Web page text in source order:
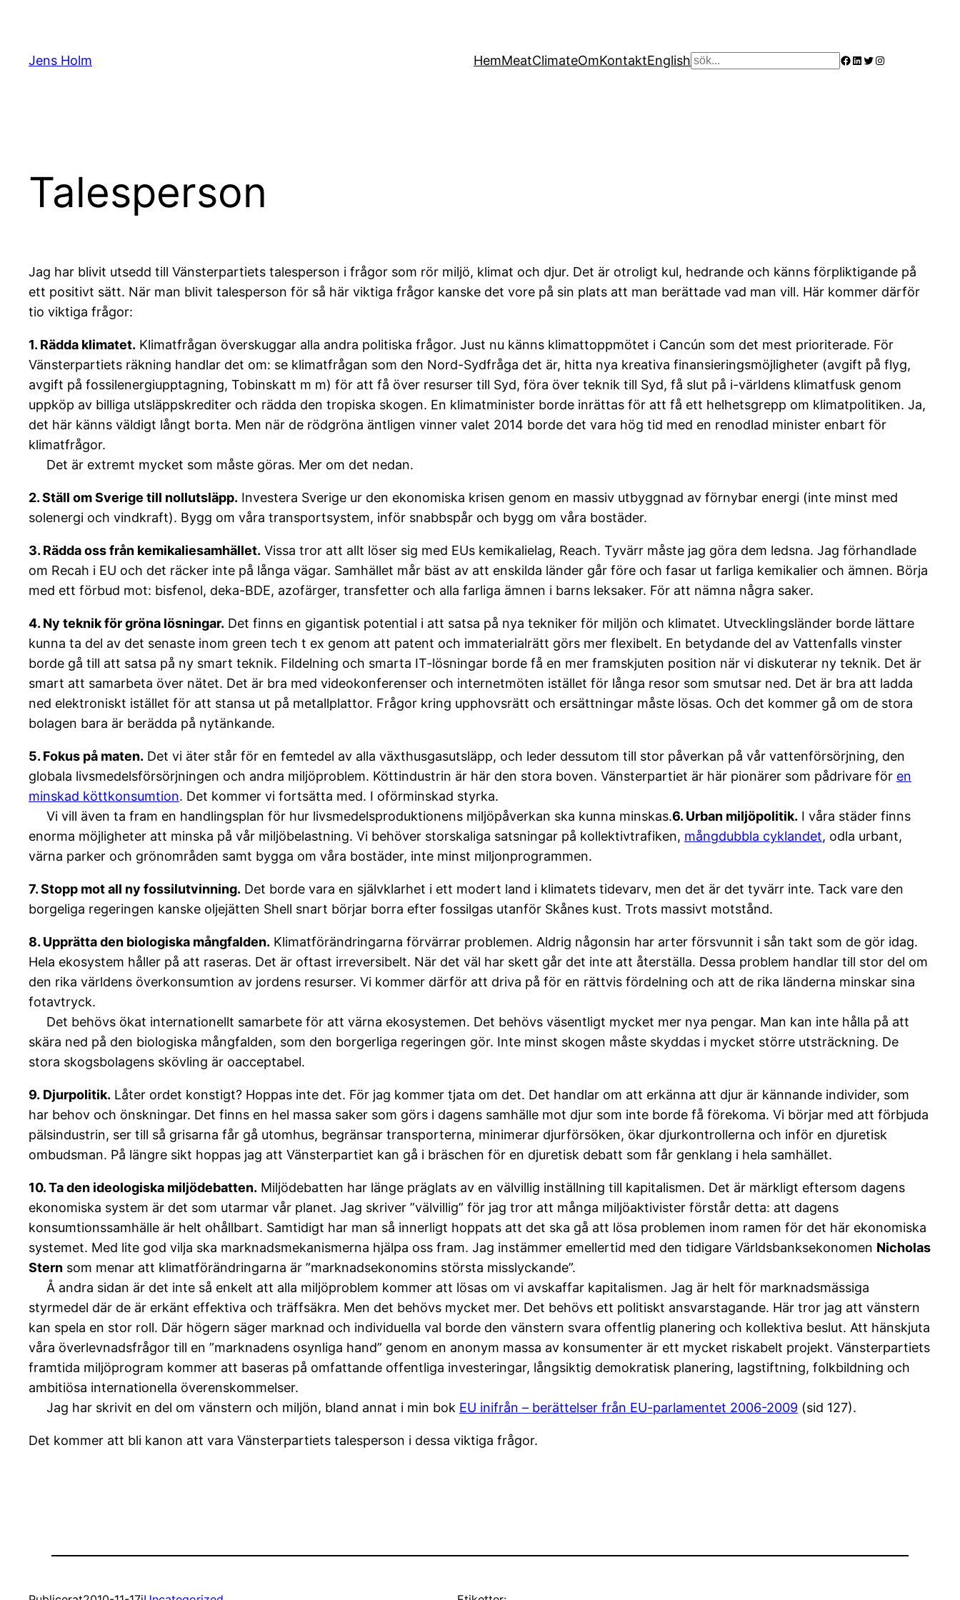
innehåll
Jens Holm HemMeatClimateOmKontaktEnglish Sök Facebook
LinkedIn
Twitter
Instagram
Talesperson
Jag har blivit utsedd till Vänsterpartiets talesperson i frågor som rör miljö, klimat och djur. Det är otroligt kul, hedrande och känns förpliktigande på
ett positivt sätt. När man blivit talesperson för så här viktiga frågor kanske det vore på sin plats att man berättade vad man vill. Här kommer därför
tio viktiga frågor:
1. Rädda klimatet. Klimatfrågan överskuggar alla andra politiska frågor. Just nu känns klimattoppmötet i Cancún som det mest prioriterade. För
Vänsterpartiets räkning handlar det om: se klimatfrågan som den Nord-Sydfråga det är, hitta nya kreativa finansieringsmöjligheter (avgift på flyg,
avgift på fossilenergiupptagning, Tobinskatt m m) för att få över resurser till Syd, föra över teknik till Syd, få slut på i-världens klimatfusk genom
uppköp av billiga utsläppskrediter och rädda den tropiska skogen. En klimatminister borde inrättas för att få ett helhetsgrepp om klimatpolitiken. Ja,
det här känns väldigt långt borta. Men när de rödgröna äntligen vinner valet 2014 borde det vara hög tid med en renodlad minister enbart för
klimatfrågor.
Det är extremt mycket som måste göras. Mer om det nedan.
2. Ställ om Sverige till nollutsläpp. Investera Sverige ur den ekonomiska krisen genom en massiv utbyggnad av förnybar energi (inte minst med
solenergi och vindkraft). Bygg om våra transportsystem, inför snabbspår och bygg om våra bostäder.
3. Rädda oss från kemikaliesamhället. Vissa tror att allt löser sig med EUs kemikalielag, Reach. Tyvärr måste jag göra dem ledsna. Jag förhandlade
om Recah i EU och det räcker inte på långa vägar. Samhället mår bäst av att enskilda länder går före och fasar ut farliga kemikalier och ämnen. Börja
med ett förbud mot: bisfenol, deka-BDE, azofärger, transfetter och alla farliga ämnen i barns leksaker. För att nämna några saker.
4. Ny teknik för gröna lösningar. Det finns en gigantisk potential i att satsa på nya tekniker för miljön och klimatet. Utvecklingsländer borde lättare
kunna ta del av det senaste inom green tech t ex genom att patent och immaterialrätt görs mer flexibelt. En betydande del av Vattenfalls vinster
borde gå till att satsa på ny smart teknik. Fildelning och smarta IT-lösningar borde få en mer framskjuten position när vi diskuterar ny teknik. Det är
smart att samarbeta över nätet. Det är bra med videokonferenser och internetmöten istället för långa resor som smutsar ned. Det är bra att ladda
ned elektroniskt istället för att stansa ut på metallplattor. Frågor kring upphovsrätt och ersättningar måste lösas. Och det kommer gå om de stora
bolagen bara är berädda på nytänkande.
5. Fokus på maten. Det vi äter står för en femtedel av alla växthusgasutsläpp, och leder dessutom till stor påverkan på vår vattenförsörjning, den
globala livsmedelsförsörjningen och andra miljöproblem. Köttindustrin är här den stora boven. Vänsterpartiet är här pionärer som pådrivare för en
minskad köttkonsumtion. Det kommer vi fortsätta med. I oförminskad styrka.
Vi vill även ta fram en handlingsplan för hur livsmedelsproduktionens miljöpåverkan ska kunna minskas.6. Urban miljöpolitik. I våra städer finns
enorma möjligheter att minska på vår miljöbelastning. Vi behöver storskaliga satsningar på kollektivtrafiken, mångdubbla cyklandet, odla urbant,
värna parker och grönområden samt bygga om våra bostäder, inte minst miljonprogrammen.
7. Stopp mot all ny fossilutvinning. Det borde vara en självklarhet i ett modert land i klimatets tidevarv, men det är det tyvärr inte. Tack vare den
borgeliga regeringen kanske oljejätten Shell snart börjar borra efter fossilgas utanför Skånes kust. Trots massivt motstånd.
8. Upprätta den biologiska mångfalden. Klimatförändringarna förvärrar problemen. Aldrig någonsin har arter försvunnit i sån takt som de gör idag.
Hela ekosystem håller på att raseras. Det är oftast irreversibelt. När det väl har skett går det inte att återställa. Dessa problem handlar till stor del om
den rika världens överkonsumtion av jordens resurser. Vi kommer därför att driva på för en rättvis fördelning och att de rika länderna minskar sina
fotavtryck.
Det behövs ökat internationellt samarbete för att värna ekosystemen. Det behövs väsentligt mycket mer nya pengar. Man kan inte hålla på att
skära ned på den biologiska mångfalden, som den borgerliga regeringen gör. Inte minst skogen måste skyddas i mycket större utsträckning. De
stora skogsbolagens skövling är oacceptabel.
9. Djurpolitik. Låter ordet konstigt? Hoppas inte det. För jag kommer tjata om det. Det handlar om att erkänna att djur är kännande individer, som
har behov och önskningar. Det finns en hel massa saker som görs i dagens samhälle mot djur som inte borde få förekoma. Vi börjar med att förbjuda
pälsindustrin, ser till så grisarna får gå utomhus, begränsar transporterna, minimerar djurförsöken, ökar djurkontrollerna och inför en djuretisk
ombudsman. På längre sikt hoppas jag att Vänsterpartiet kan gå i bräschen för en djuretisk debatt som får genklang i hela samhället.
10. Ta den ideologiska miljödebatten. Miljödebatten har länge präglats av en välvillig inställning till kapitalismen. Det är märkligt eftersom dagens
ekonomiska system är det som utarmar vår planet. Jag skriver ”välvillig” för jag tror att många miljöaktivister förstår detta: att dagens
konsumtionssamhälle är helt ohållbart. Samtidigt har man så innerligt hoppats att det ska gå att lösa problemen inom ramen för det här ekonomiska
systemet. Med lite god vilja ska marknadsmekanismerna hjälpa oss fram. Jag instämmer emellertid med den tidigare Världsbanksekonomen Nicholas
Stern som menar att klimatförändringarna är ”marknadsekonomins största misslyckande”.
Å andra sidan är det inte så enkelt att alla miljöproblem kommer att lösas om vi avskaffar kapitalismen. Jag är helt för marknadsmässiga
styrmedel där de är erkänt effektiva och träffsäkra. Men det behövs mycket mer. Det behövs ett politiskt ansvarstagande. Här tror jag att vänstern
kan spela en stor roll. Där högern säger marknad och individuella val borde den vänstern svara offentlig planering och kollektiva beslut. Att hänskjuta
våra överlevnadsfrågor till en ”marknadens osynliga hand” genom en anonym massa av konsumenter är ett mycket riskabelt projekt. Vänsterpartiets
framtida miljöprogram kommer att baseras på omfattande offentliga investeringar, långsiktig demokratisk planering, lagstiftning, folkbildning och
ambitiösa internationella överenskommelser.
Jag har skrivit en del om vänstern och miljön, bland annat i min bok EU inifrån – berättelser från EU-parlamentet 2006-2009 (sid 127).
Det kommer att bli kanon att vara Vänsterpartiets talesperson i dessa viktiga frågor.